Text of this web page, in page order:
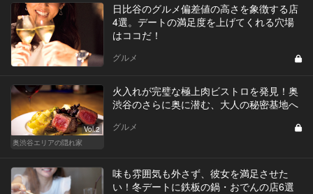
日比谷のグルメ偏差値の高さを象徴する店
4選。デートの満足度を上げてくれる穴場
はココだ！
グルメ
Vol.2
奥渋谷エリアの隠れ家
火入れが完璧な極上肉ビストロを発見！奥
渋谷のさらに奥に潜む、大人の秘密基地へ
グルメ
味も雰囲気も外さず、彼女を満足させた
い！冬デートに鉄板の鍋・おでんの店6選